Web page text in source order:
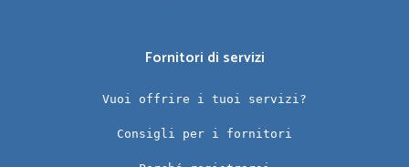
Fornitori di servizi
Vuoi offrire i tuoi servizi?
Consigli per i fornitori